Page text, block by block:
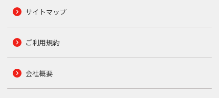
サイトマップ
ご利用規約
会社概要